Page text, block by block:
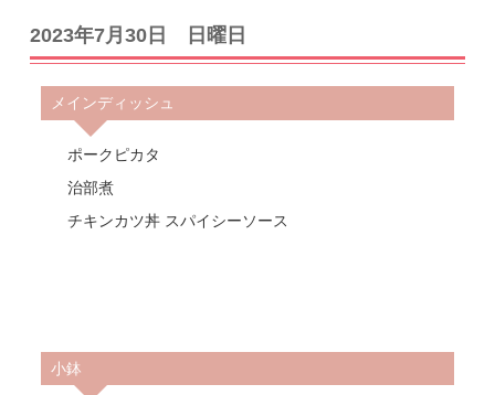
2023年7月30日 日曜日
メインディッシュ
ポークピカタ
治部煮
チキンカツ丼 スパイシーソース
小鉢